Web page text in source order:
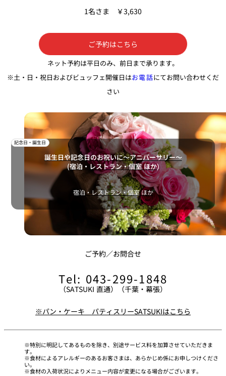
1名さま ￥3,630
ご予約はこちら
ネット予約は平日のみ、前日まで承ります。
※土・日・祝日およびビュッフェ開催日はお電話にてお問い合わせくだ
さい
記念日・誕生日
誕生日や記念日のお祝いに～アニバーサリー～
(宿泊・レストラン・個室 ほか)
宿泊・レストラン・個室 ほか
ご予約／お問合せ
Tel: 043-299-1848
（SATSUKI 直通）（千葉・幕張）
※パン・ケーキ パティスリーSATSUKIはこちら
特別に明記してあるものを除き、別途サービス料を加算させていただきま
す。
食材によるアレルギーのあるお客さまは、あらかじめ係にお申しつけくださ
い。
食材の入荷状況によりメニュー内容が変更になる場合がございます。